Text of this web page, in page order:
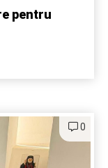
pentru
0